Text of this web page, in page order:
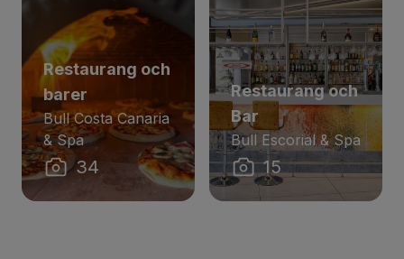
Restaurang och
barer
Bull Costa Canaria
& Spa
34
Restaurang och
Bar
Bull Escorial & Spa
15